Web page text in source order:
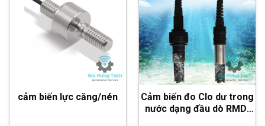
cảm biến lực căng/nén
Cảm biến đo Clo dư trong
nước dạng đầu dò RMD-